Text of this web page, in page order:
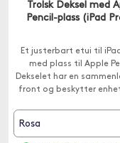
Trolsk Deksel med
Pencil-plass (iPad
Et justerbart etui til iPad
med plass til Apple
Dekselet har en
front og beskytter
Rosa